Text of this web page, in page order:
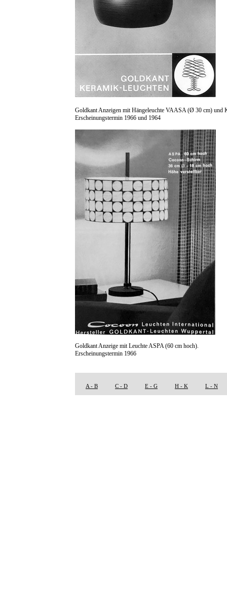
Goldkant Anzeigen mit Hängeleuchte VAASA (Ø 30 cm)
Erscheinungstermin 1966 und 1964
Goldkant Anzeige mit Leuchte ASPA (60 cm hoch).
Erscheinungstermin 1966
A - B C - D E - G H - K L - N